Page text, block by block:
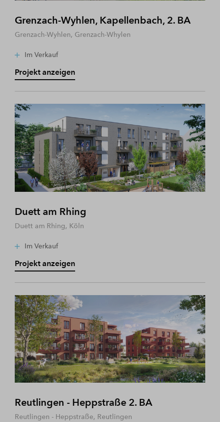
Grenzach-Wyhlen, Kapellenbach, 2. BA
Grenzach-Wyhlen, Grenzach-Whylen
Im Verkauf
Projekt anzeigen
Duett am Rhing
Duett am Rhing, Köln
Im Verkauf
Projekt anzeigen
Reutlingen - Heppstraße 2. BA
Reutlingen - Heppstraße, Reutlingen